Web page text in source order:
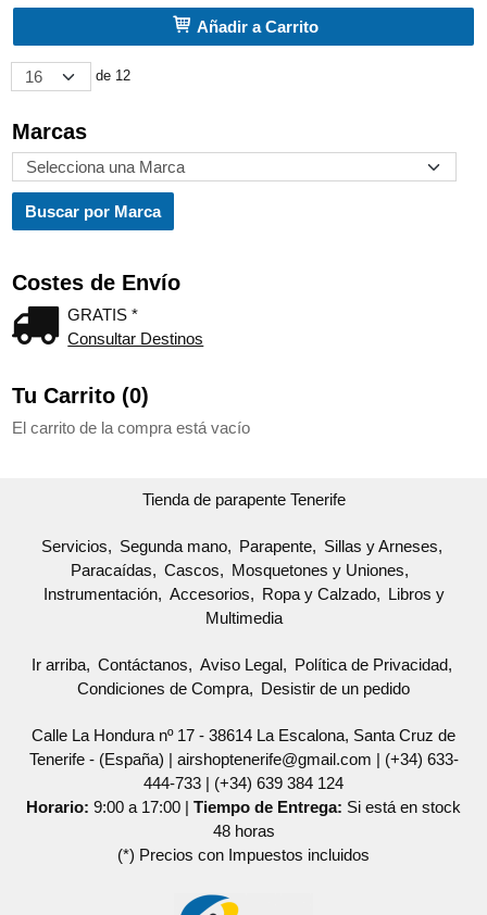
Marcas
Costes de Envío
GRATIS *
Consultar Destinos
Tu Carrito (0)
El carrito de la compra está vacío
Añadir a Carrito
de 12
Tienda de parapente Tenerife
Servicios Segunda mano Parapente
Sillas y Arneses
Paracaídas
Cascos
Mosquetones y Uniones
Instrumentación
Accesorios Ropa y Calzado
Libros y
Multimedia
Ir arriba Contáctanos Aviso Legal
Política de Privacidad
Condiciones de Compra
Desistir de un pedido
Calle La Hondura nº 17 - 38614 La Escalona, Santa Cruz de
Tenerife - (España) | airshoptenerife@gmail.com | (+34) 633-
444-733 | (+34) 639 384 124
Horario: 9:00 a 17:00 | Tiempo de Entrega: Si está en stock
48 horas
(*) Precios con Impuestos incluidos